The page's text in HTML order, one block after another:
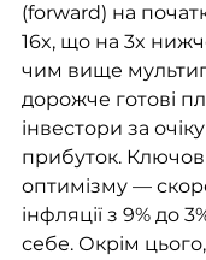
(forward) на
16x, що на 3x
чим вище
дорожче готові
інвестори за
прибуток.
оптимізму —
інфляції з 9% до
себе. Окрім цього,